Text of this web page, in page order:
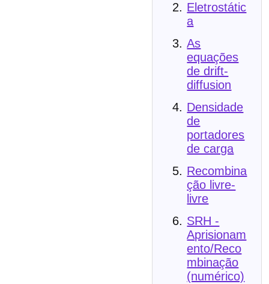
Eletrostátic
a
As
equações
de drift-
diffusion
Densidade
de
portadores
de carga
Recombina
ção livre-
livre
SRH -
Aprisionam
ento/Reco
mbinação
(numérico)